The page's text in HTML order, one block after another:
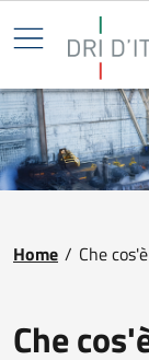
Salta al
DRI
Briciole di pane
Home / Che
Che